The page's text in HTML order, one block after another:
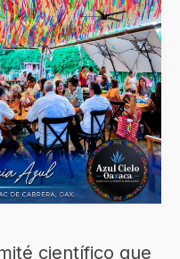
científico que